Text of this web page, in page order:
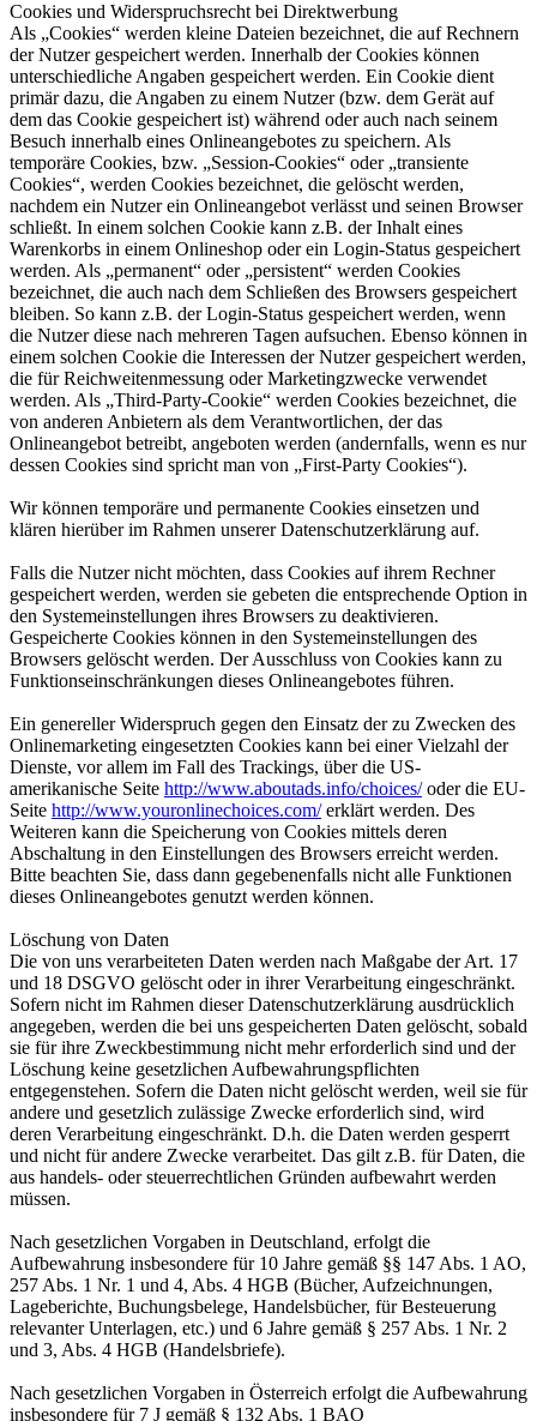
Cookies und Widerspruchsrecht bei Direktwerbung
Als „Cookies“ werden kleine Dateien bezeichnet, die auf Rechnern
der Nutzer gespeichert werden. Innerhalb der Cookies können
unterschiedliche Angaben gespeichert werden. Ein Cookie dient
primär dazu, die Angaben zu einem Nutzer (bzw. dem Gerät auf
dem das Cookie gespeichert ist) während oder auch nach seinem
Besuch innerhalb eines Onlineangebotes zu speichern. Als
temporäre Cookies, bzw. „Session-Cookies“ oder „transiente
Cookies“, werden Cookies bezeichnet, die gelöscht werden,
nachdem ein Nutzer ein Onlineangebot verlässt und seinen Browser
schließt. In einem solchen Cookie kann z.B. der Inhalt eines
Warenkorbs in einem Onlineshop oder ein Login-Status gespeichert
werden. Als „permanent“ oder „persistent“ werden Cookies
bezeichnet, die auch nach dem Schließen des Browsers gespeichert
bleiben. So kann z.B. der Login-Status gespeichert werden, wenn
die Nutzer diese nach mehreren Tagen aufsuchen. Ebenso können in
einem solchen Cookie die Interessen der Nutzer gespeichert werden,
die für Reichweitenmessung oder Marketingzwecke verwendet
werden. Als „Third-Party-Cookie“ werden Cookies bezeichnet, die
von anderen Anbietern als dem Verantwortlichen, der das
Onlineangebot betreibt, angeboten werden (andernfalls, wenn es nur
dessen Cookies sind spricht man von „First-Party Cookies“).
Wir können temporäre und permanente Cookies einsetzen und
klären hierüber im Rahmen unserer Datenschutzerklärung auf.
Falls die Nutzer nicht möchten, dass Cookies auf ihrem Rechner
gespeichert werden, werden sie gebeten die entsprechende Option in
den Systemeinstellungen ihres Browsers zu deaktivieren.
Gespeicherte Cookies können in den Systemeinstellungen des
Browsers gelöscht werden. Der Ausschluss von Cookies kann zu
Funktionseinschränkungen dieses Onlineangebotes führen.
Ein genereller Widerspruch gegen den Einsatz der zu Zwecken des
Onlinemarketing eingesetzten Cookies kann bei einer Vielzahl der
Dienste, vor allem im Fall des Trackings, über die US-
amerikanische Seite http://www.aboutads.info/choices/oder die EU-
Seite http://www.youronlinechoices.com/erklärt werden. Des
Weiteren kann die Speicherung von Cookies mittels deren
Abschaltung in den Einstellungen des Browsers erreicht werden.
Bitte beachten Sie, dass dann gegebenenfalls nicht alle Funktionen
dieses Onlineangebotes genutzt werden können.
Löschung von Daten
Die von uns verarbeiteten Daten werden nach Maßgabe der Art. 17
und 18 DSGVO gelöscht oder in ihrer Verarbeitung eingeschränkt.
Sofern nicht im Rahmen dieser Datenschutzerklärung ausdrücklich
angegeben, werden die bei uns gespeicherten Daten gelöscht, sobald
sie für ihre Zweckbestimmung nicht mehr erforderlich sind und der
Löschung keine gesetzlichen Aufbewahrungspflichten
entgegenstehen. Sofern die Daten nicht gelöscht werden, weil sie für
andere und gesetzlich zulässige Zwecke erforderlich sind, wird
deren Verarbeitung eingeschränkt. D.h. die Daten werden gesperrt
und nicht für andere Zwecke verarbeitet. Das gilt z.B. für Daten, die
aus handels- oder steuerrechtlichen Gründen aufbewahrt werden
müssen.
Nach gesetzlichen Vorgaben in Deutschland, erfolgt die
Aufbewahrung insbesondere für 10 Jahre gemäß §§ 147 Abs. 1 AO,
257 Abs. 1 Nr. 1 und 4, Abs. 4 HGB (Bücher, Aufzeichnungen,
Lageberichte, Buchungsbelege, Handelsbücher, für Besteuerung
relevanter Unterlagen, etc.) und 6 Jahre gemäß § 257 Abs. 1 Nr. 2
und 3, Abs. 4 HGB (Handelsbriefe).
Nach gesetzlichen Vorgaben in Österreich erfolgt die Aufbewahrung
insbesondere für 7 J gemäß § 132 Abs. 1 BAO